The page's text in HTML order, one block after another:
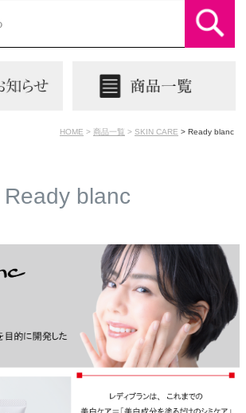
HOME 商品一覧 SKIN CARE Ready blanc
Ready blanc